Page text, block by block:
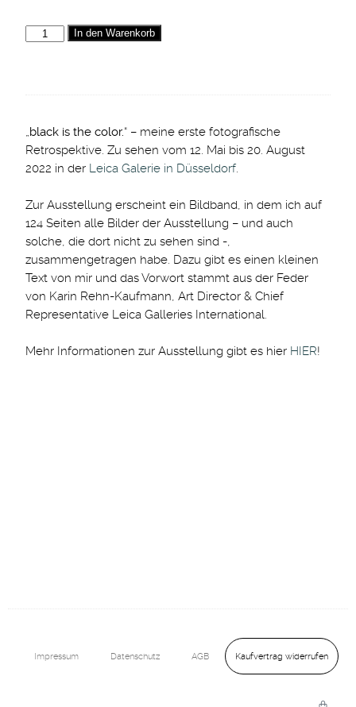
In den Warenkorb
„black is the color.“ – meine erste fotografische
Retrospektive. Zu sehen vom 12. Mai bis 20. August
2022 in der Leica Galerie in Düsseldorf.
Zur Ausstellung erscheint ein Bildband, in dem ich auf
124 Seiten alle Bilder der Ausstellung – und auch
solche, die dort nicht zu sehen sind -,
zusammengetragen habe. Dazu gibt es einen kleinen
Text von mir und das Vorwort stammt aus der Feder
von Karin Rehn-Kaufmann, Art Director & Chief
Representative Leica Galleries International.
Mehr Informationen zur Ausstellung gibt es hier HIER!
Impressum Datenschutz AGB Kaufvertrag widerrufen